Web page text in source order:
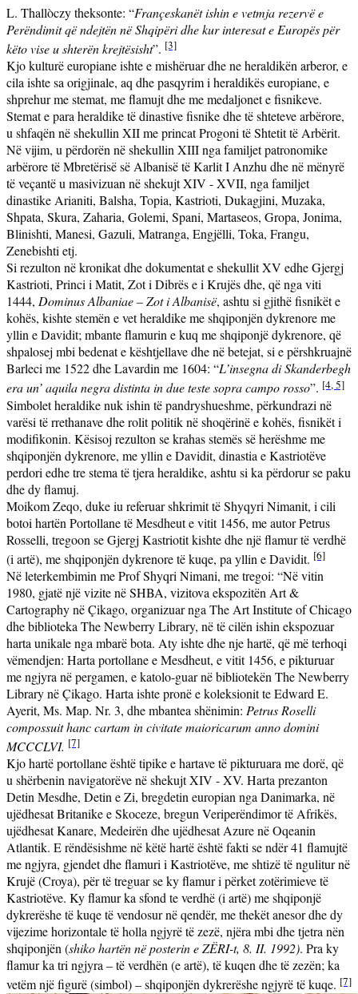
L. Thallòczy theksonte: “Françeskanët ishin e vetmja rezervë e
Perëndimit që ndejtën në Shqipëri dhe kur interesat e Europës për
këto vise u shterën krejtësisht”. [3]
Kjo kulturë europiane ishte e mishëruar dhe ne heraldikën arberor, e
cila ishte sa origjinale, aq dhe pasqyrim i heraldikës europiane, e
shprehur me stemat, me flamujt dhe me medaljonet e fisnikeve.
Stemat e para heraldike të dinastive fisnike dhe të shteteve arbërore,
u shfaqën në shekullin XII me princat Progoni të Shtetit të Arbërit.
Në vijim, u përdorën në shekullin XIII nga familjet patronomike
arbërore të Mbretërisë së Albanisë të Karlit I Anzhu dhe në mënyrë
të veçantë u masivizuan në shekujt XIV - XVII, nga familjet
dinastike Arianiti, Balsha, Topia, Kastrioti, Dukagjini, Muzaka,
Shpata, Skura, Zaharia, Golemi, Spani, Martaseos, Gropa, Jonima,
Blinishti, Manesi, Gazuli, Matranga, Engjëlli, Toka, Frangu,
Zenebishti etj.
Si rezulton në kronikat dhe dokumentat e shekullit XV edhe Gjergj
Kastrioti, Princi i Matit, Zot i Dibrës e i Krujës dhe, që nga viti
1444, Dominus Albaniae – Zot i Albanisë, ashtu si gjithë fisnikët e
kohës, kishte stemën e vet heraldike me shqiponjën dykrenore me
yllin e Davidit; mbante flamurin e kuq me shqiponjë dykrenore, që
shpalosej mbi bedenat e kështjellave dhe në betejat, si e përshkruajnë
Barleci me 1522 dhe Lavardin me 1604: “L’insegna di Skanderbegh
era un’ aquila negra distinta in due teste sopra campo rosso”. [4, 5]
Simbolet heraldike nuk ishin tëpandryshueshme, përkundrazi në
varësi tërrethanave dhe rolit politik nëshoqërinëe kohës, fisnikët i
modifikonin. Kësisoj rezulton se krahas stemës së herëshme me
shqiponjën dykrenore, me yllin e Davidit, dinastia e Kastriotëve
perdori edhe tre stema të tjera heraldike, ashtu si ka përdorur se paku
dhe dy flamuj.
Moikom Zeqo, duke iu referuar shkrimit të Shyqyri Nimanit, i cili
botoi hartën Portollane të Mesdheut e vitit 1456, me autor Petrus
Rosselli, tregoon se Gjergj Kastriotit kishte dhe një flamur të verdhë
(i artë), me shqiponjën dykrenore të kuqe, pa yllin e Davidit. [6]
Në leterkembimin me Prof Shyqri Nimani, me tregoi: “Në vitin
1980, gjatë një vizite në SHBA, vizitova ekspozitën Art &
Cartography në Çikago, organizuar nga The Art Institute of Chicago
dhe biblioteka The Newberry Library, në të cilën ishin ekspozuar
harta unikale nga mbarë bota. Aty ishte dhe nje hartë, që më terhoqi
vëmendjen: Harta portollane e Mesdheut, e vitit 1456, e pikturuar
me ngjyra në pergamen, e katolo-guar në bibliotekën The Newberry
Library në Çikago. Harta ishte pronë e koleksionit te Edward E.
Ayerit, Ms. Map. Nr. 3, dhe mbantea shënimin: Petrus Roselli
compossuit hanc cartam in civitate maioricarum anno domini
MCCCLVI. [7]
Kjo hartë portollane është tipike e hartave të pikturuara me dorë, që
u shërbenin navigatorëve në shekujt XIV - XV. Harta prezanton
Detin Mesdhe, Detin e Zi, bregdetin europian nga Danimarka, në
ujëdhesat Britanike e Skoceze, bregun Veriperëndimor të Afrikës,
ujëdhesat Kanare, Medeirën dhe ujëdhesat Azure në Oqeanin
Atlantik. E rëndësishme në këtë hartë është fakti se ndër 41 flamujtë
me ngjyra, gjendet dheflamuri i Kastriotëve, me shtizë të ngulitur në
Krujë (Croya), për të treguar se ky flamur i përket zotërimieve të
Kastriotëve. Ky flamur ka sfond te verdhë (i artë) me shqiponjë
dykrerëshe të kuqe të vendosur në qendër, me thekët anesor dhe dy
vijezime horizontale të holla ngjyrë të zezë, njëra mbi dhe tjetra nën
shqiponjën (shiko hartën në posterin e ZËRI-t, 8. II. 1992). Pra ky
flamur ka tri ngjyra – të verdhën (e artë), të kuqen dhe të zezën; ka
vetëm një figurë (simbol) – shqiponjën dykrerëshe ngjyrë të kuqe. [7]